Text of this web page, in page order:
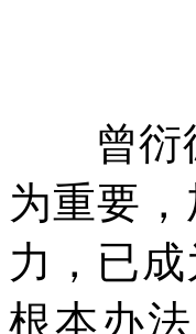
曾衍德
为重要
力，已
根本办